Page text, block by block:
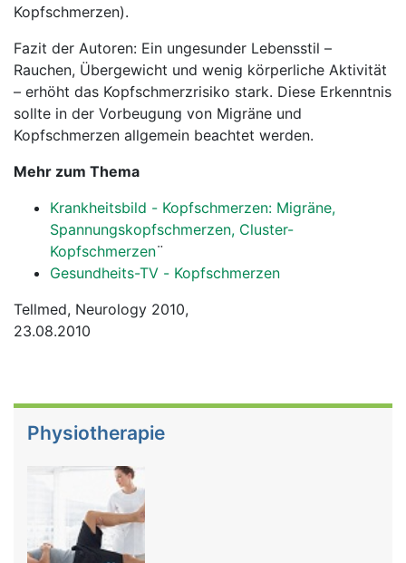
Kopfschmerzen).
Fazit der Autoren: Ein ungesunder Lebensstil –
Rauchen, Übergewicht und wenig körperliche Aktivität
– erhöht das Kopfschmerzrisiko stark. Diese Erkenntnis
sollte in der Vorbeugung von Migräne und
Kopfschmerzen allgemein beachtet werden.
Mehr zum Thema
Krankheitsbild - Kopfschmerzen: Migräne,
Spannungskopfschmerzen, Cluster-
Kopfschmerzen¨
Gesundheits-TV - Kopfschmerzen
Tellmed, Neurology 2010,
23.08.2010
Physiotherapie